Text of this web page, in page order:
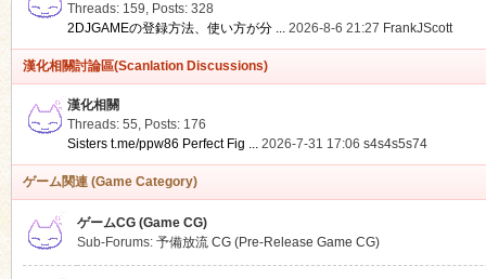
Threads: 159, Posts: 328
2DJGAMEの登録方法、使い方が分 ... 2026-8-6 21:27 FrankJScott
漢化相關討論區(Scanlation Discussions)
漢化相關
Threads: 55, Posts: 176
Sisters t.me/ppw86 Perfect Fig ... 2026-7-31 17:06 s4s4s5s74
ゲーム関連 (Game Category)
ゲームCG (Game CG)
Sub-Forums: 予備放流 CG (Pre-Release Game CG)